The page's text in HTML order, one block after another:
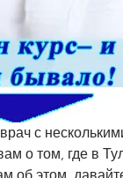
с
о том, где в